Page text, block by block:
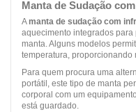
Manta de Sudação
Amanta de sudação com
aquecimento integrados
manta. Alguns modelos
temperatura, proporcionando
Para quem procura uma
portátil, este tipo de manta
corporal com um
está guardado.